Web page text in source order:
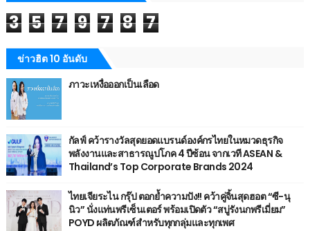
3 5 7 9 7 8 7
ข่าวฮิต 10 อันดับ
ภาวะเหงื่อออกเป็นเลือด
กัลฟ์ คว้ารางวัลสุดยอดแบรนด์องค์กรไทยในหมวดธุรกิจ
พลังงานและสาธารณูปโภค 4 ปีซ้อน จากเวที ASEAN &
Thailand’s Top Corporate Brands 2024
ไทยเจียระไน กรุ๊ป ตอกย้ำความปัง!! คว้าคู่จิ้นสุดฮอต “ซี-นุ
นิว” นั่งแท่นพรีเซ็นเตอร์ พร้อมเปิดตัว “สบู่รังนกพรีเมี่ยม”
POYD ผลิตภัณฑ์สำหรับทุกกลุ่มและทุกเพศ